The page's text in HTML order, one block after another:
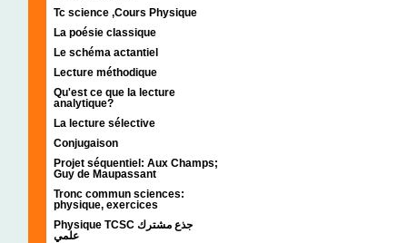
Tc science ,Cours Physique
La poésie classique
Le schéma actantiel
Lecture méthodique
Qu'est ce que la lecture
analytique?
La lecture sélective
Conjugaison
Projet séquentiel: Aux Champs;
Guy de Maupassant
Tronc commun sciences:
physique, exercices
Physique TCSC جذع مشترك
علمي